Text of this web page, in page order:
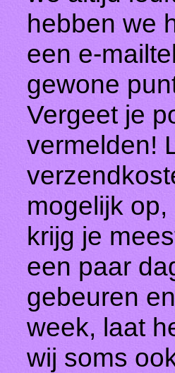
hebben we
een e-
gewone
Vergeet je
vermelden!
mogelijk
krijg je
een paar
gebeuren
week, laat
wij soms